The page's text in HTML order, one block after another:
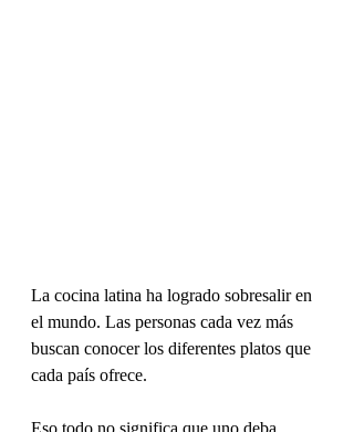
La cocina latina ha logrado sobresalir en
el mundo. Las personas cada vez más
buscan conocer los diferentes platos que
cada país ofrece.
Eso todo no significa que uno deba